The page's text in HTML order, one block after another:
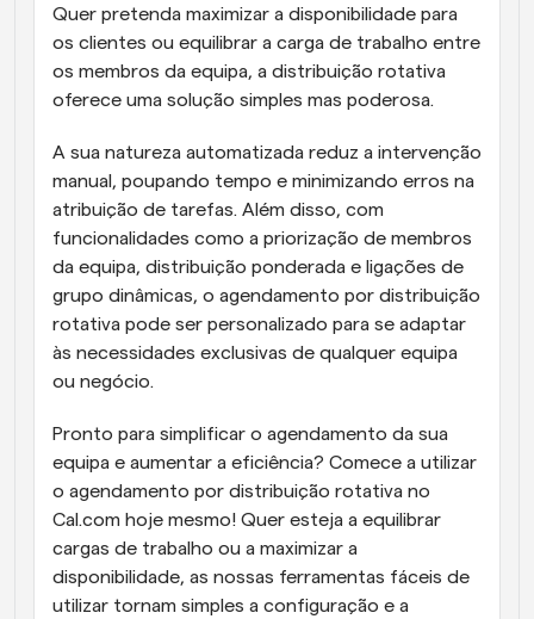
Quer pretenda maximizar a disponibilidade para
os clientes ou equilibrar a carga de trabalho entre
os membros da equipa, a distribuição rotativa
oferece uma solução simples mas poderosa.
A sua natureza automatizada reduz a intervenção
manual, poupando tempo e minimizando erros na
atribuição de tarefas. Além disso, com
funcionalidades como a priorização de membros
da equipa, distribuição ponderada e ligações de
grupo dinâmicas, o agendamento por distribuição
rotativa pode ser personalizado para se adaptar
às necessidades exclusivas de qualquer equipa
ou negócio.
Pronto para simplificar o agendamento da sua
equipa e aumentar a eficiência? Comece a utilizar
o agendamento por distribuição rotativa no
Cal.com hoje mesmo! Quer esteja a equilibrar
cargas de trabalho ou a maximizar a
disponibilidade, as nossas ferramentas fáceis de
utilizar tornam simples a configuração e a